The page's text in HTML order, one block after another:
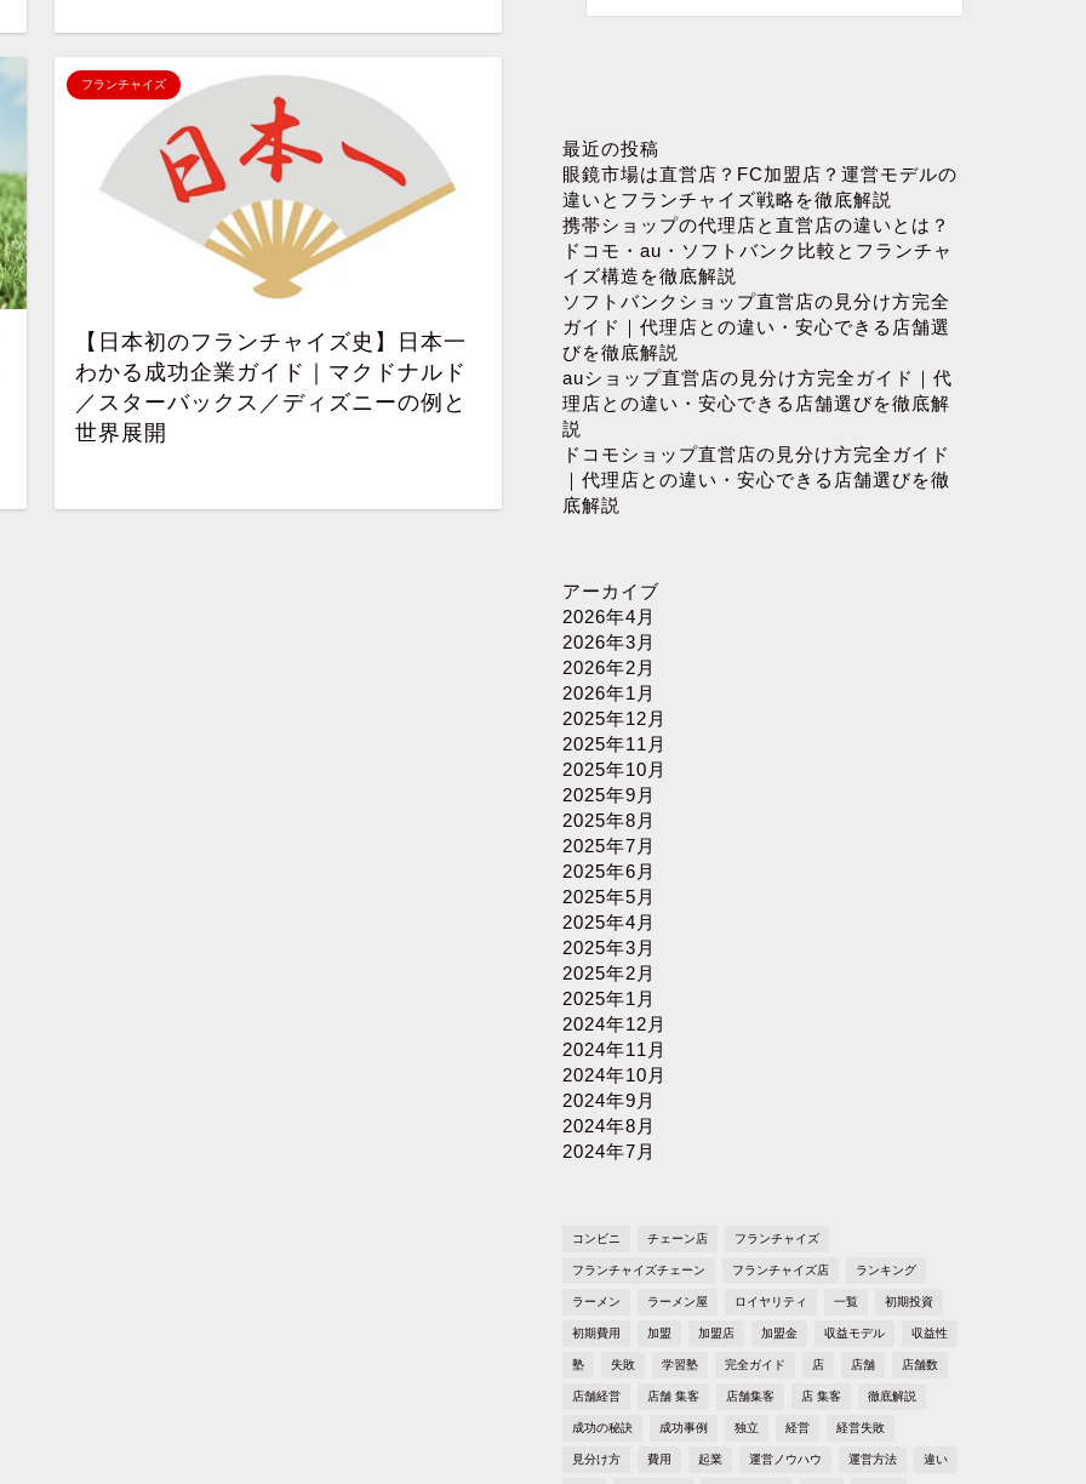
フランチャイズ
【日本初のフランチャイズ史】日本一
わかる成功企業ガイド｜マクドナルド
／スターバックス／ディズニーの例と
世界展開
最近の投稿
眼鏡市場は直営店？FC加盟店？運営モデルの
違いとフランチャイズ戦略を徹底解説
携帯ショップの代理店と直営店の違いとは？
ドコモ・au・ソフトバンク比較とフランチャ
イズ構造を徹底解説
ソフトバンクショップ直営店の見分け方完全
ガイド｜代理店との違い・安心できる店舗選
びを徹底解説
auショップ直営店の見分け方完全ガイド｜代
理店との違い・安心できる店舗選びを徹底解
説
ドコモショップ直営店の見分け方完全ガイド
｜代理店との違い・安心できる店舗選びを徹
底解説
アーカイブ
2026年4月
2026年3月
2026年2月
2026年1月
2025年12月
2025年11月
2025年10月
2025年9月
2025年8月
2025年7月
2025年6月
2025年5月
2025年4月
2025年3月
2025年2月
2025年1月
2024年12月
2024年11月
2024年10月
2024年9月
2024年8月
2024年7月
コンビニ チェーン店 フランチャイズ
フランチャイズチェーン フランチャイズ店 ランキング
ラーメン ラーメン屋 ロイヤリティ 一覧 初期投資
初期費用 加盟 加盟店 加盟金 収益モデル 収益性
塾 失敗 学習塾 完全ガイド 店 店舗 店舗数
店舗経営 店舗 集客 店舗集客 店 集客 徹底解説
成功の秘訣 成功事例 独立 経営 経営失敗
見分け方 費用 起業 運営ノウハウ 運営方法 違い